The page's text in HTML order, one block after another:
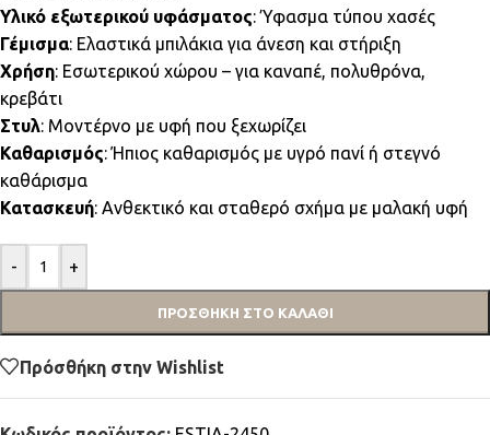
Υλικό εξωτερικού υφάσματος: Ύφασμα τύπου χασές
Γέμισμα: Ελαστικά μπιλάκια για άνεση και στήριξη
Χρήση: Εσωτερικού χώρου – για καναπέ, πολυθρόνα,
κρεβάτι
Στυλ: Μοντέρνο με υφή που ξεχωρίζει
Καθαρισμός: Ήπιος καθαρισμός με υγρό πανί ή στεγνό
καθάρισμα
Κατασκευή: Ανθεκτικό και σταθερό σχήμα με μαλακή υφή
- +
ΠΡΟΣΘΉΚΗ ΣΤΟ ΚΑΛΆΘΙ
Πρόσθήκη στην Wishlist